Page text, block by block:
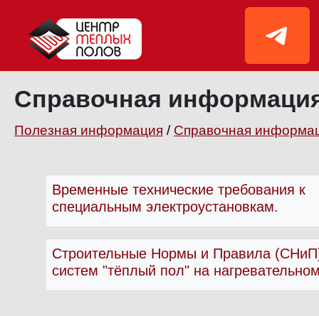
Справочная
Полезная информация / Справочная
Временные технические требования к
специальным электроустановкам.
Строительные Нормы и Правила
систем "тёплый пол" на